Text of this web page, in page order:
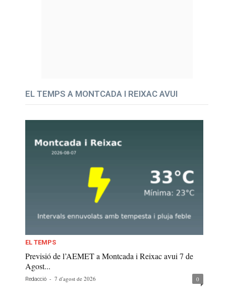
EL TEMPS A MONTCADA I REIXAC AVUI
EL TEMPS
Previsió de l’AEMET a Montcada i Reixac avui 7 de
Agost...
Redacció - 7 d'agost de 2026 0